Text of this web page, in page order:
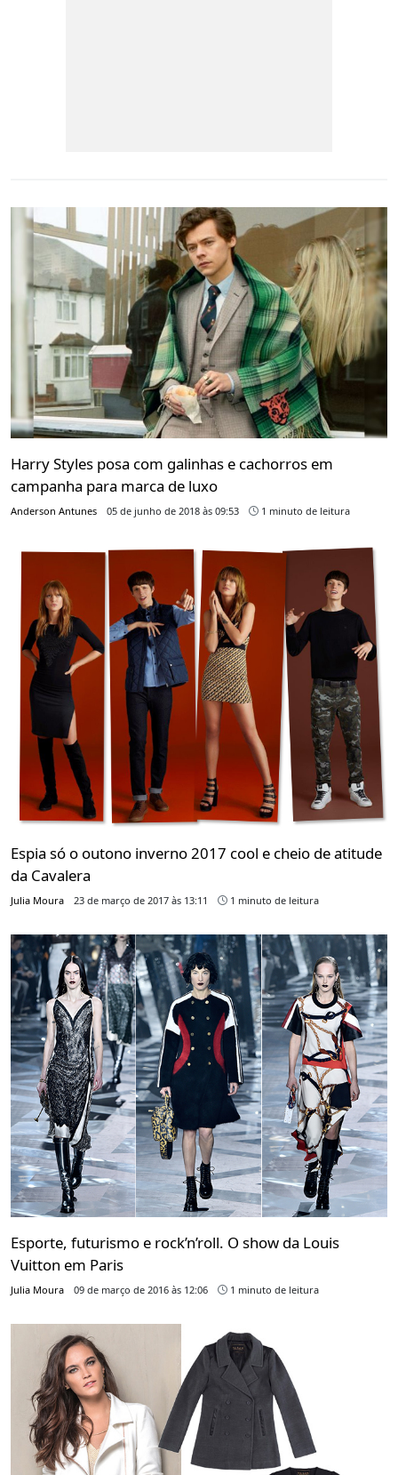
Harry Styles posa com galinhas e cachorros em
campanha para marca de luxo
Anderson Antunes 05 de junho de 2018 às 09:53 1 minuto de leitura
Espia só o outono inverno 2017 cool e cheio de atitude
da Cavalera
Julia Moura 23 de março de 2017 às 13:11 1 minuto de leitura
Esporte, futurismo e rock’n’roll. O show da Louis
Vuitton em Paris
Julia Moura 09 de março de 2016 às 12:06 1 minuto de leitura